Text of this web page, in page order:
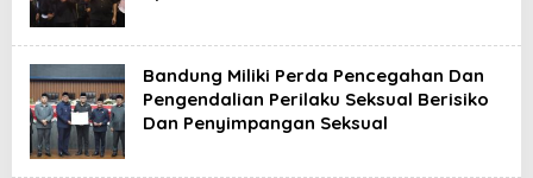
Bandung Miliki Perda Pencegahan Dan
Pengendalian Perilaku Seksual Berisiko
Dan Penyimpangan Seksual